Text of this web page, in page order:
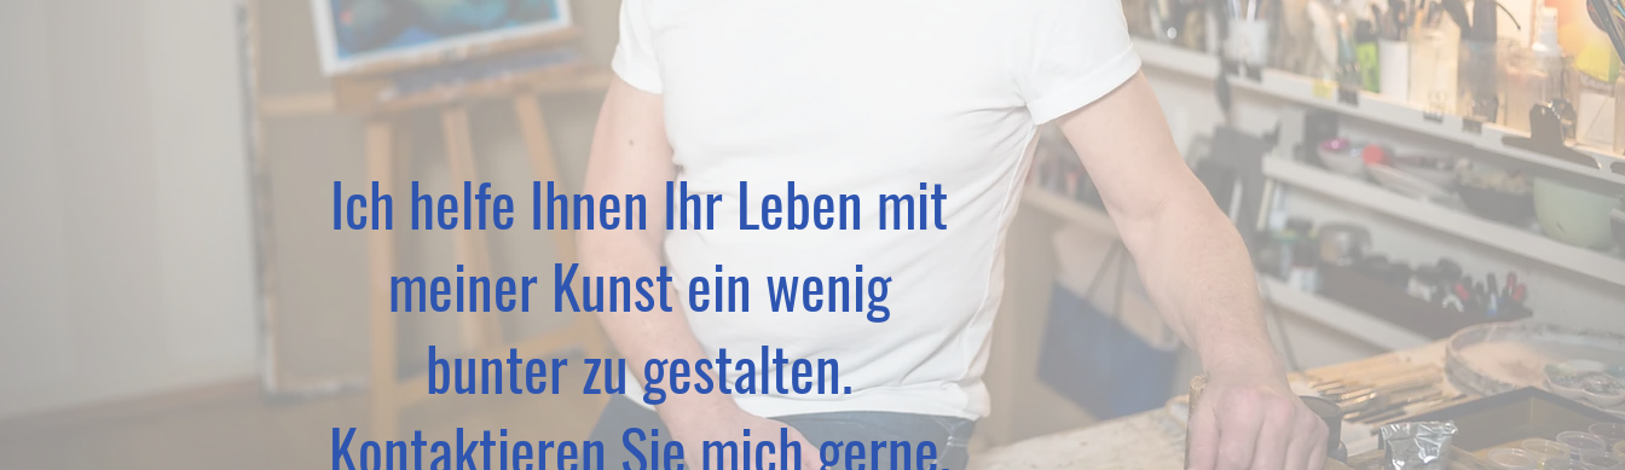
Ich helfe Ihnen Ihr Leben mit
meiner Kunst ein wenig
bunter zu gestalten.
Kontaktieren Sie mich gerne.